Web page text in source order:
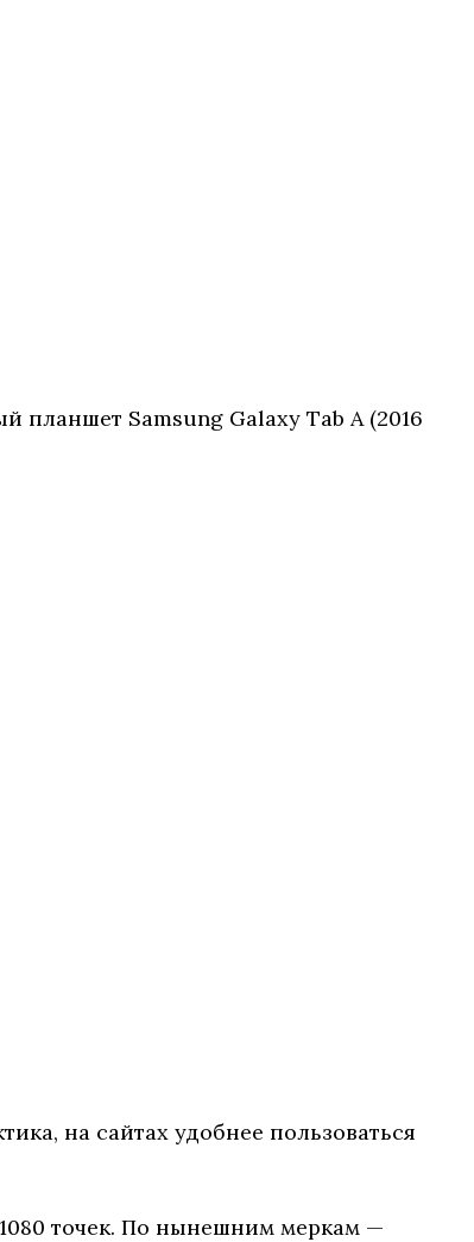
планшет Samsung Galaxy Tab A (2016
на сайтах удобнее пользоваться
точек. По нынешним меркам —